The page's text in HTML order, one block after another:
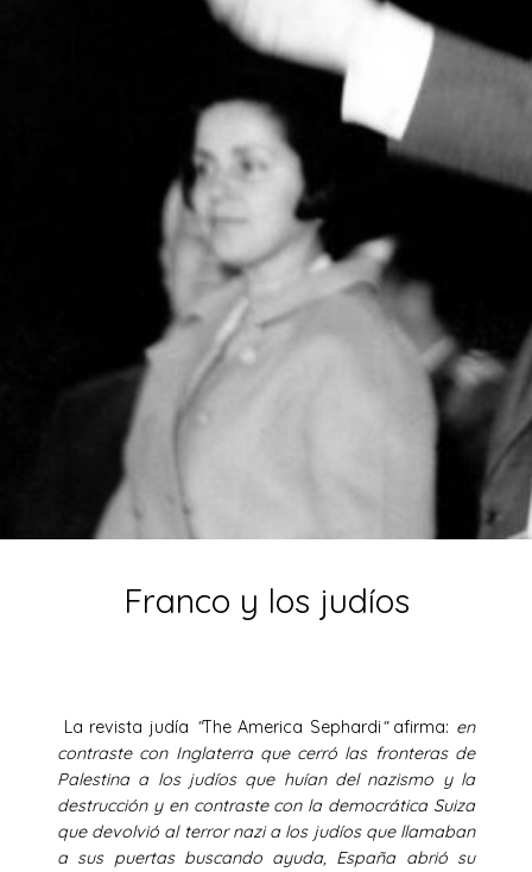
Franco y los judíos
La revista judía “The America Sephardi“afirma: en
contraste con Inglaterra que cerró las fronteras de
Palestina a los judíos que huían del nazismo y la
destrucción y en contraste con la democrática Suiza
que devolvió al terror nazi a los judíos que llamaban
a sus puertas buscando ayuda, España abrió su